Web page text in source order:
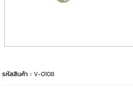
รหัสสินค้า :V-0108